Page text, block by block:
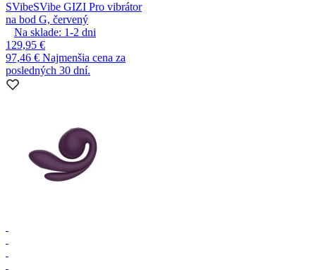
SVibeSVibe GIZI Pro vibrátor
na bod G, červený
Na sklade: 1-2 dni
129,95 €
97,46 € Najmenšia cena za
posledných 30 dní.